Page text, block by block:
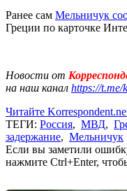
Ранее сам Мельничук
Греции по карточке
Новости от
на наш канал https://t.me/
Читайте
ТЕГИ: Россия, МВД,
задержание, Мельничук
Если вы заметили
нажмите Ctrl+Enter,